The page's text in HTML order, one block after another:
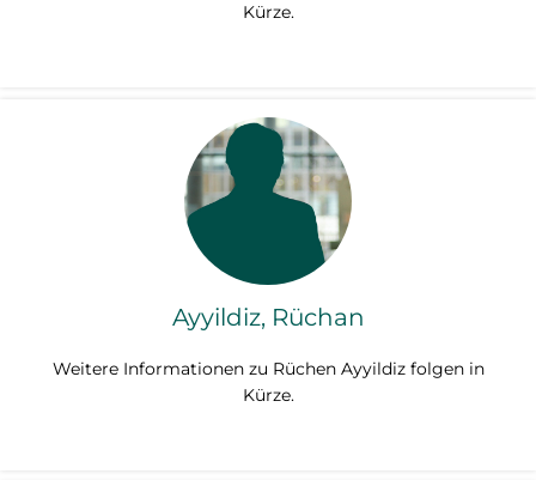
Kürze.
Ayyildiz, Rüchan
Weitere Informationen zu Rüchen Ayyildiz folgen in
Kürze.